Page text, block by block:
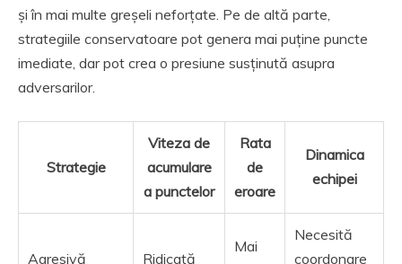
și în mai multe greșeli neforțate. Pe de altă parte,
strategiile conservatoare pot genera mai puține puncte
imediate, dar pot crea o presiune susținută asupra
adversarilor.
Strategie
Viteza de
acumulare
a punctelor
Rata
de
eroare
Dinamica
echipei
Agresivă Ridicată
Mai
Necesită
coordonare